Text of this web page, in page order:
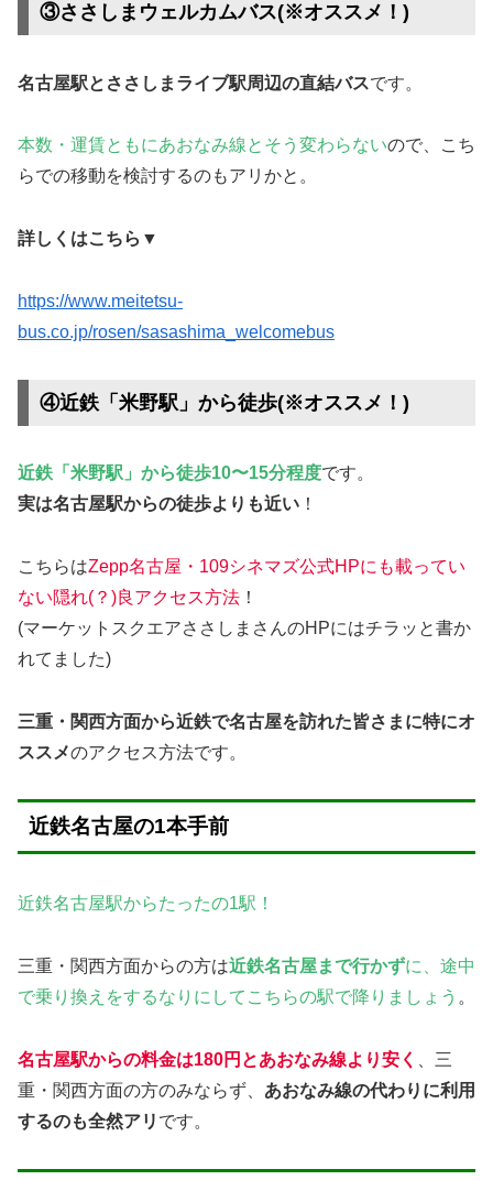
③ささしまウェルカムバス(※オススメ！)
名古屋駅とささしまライブ駅周辺の直結バスです。
本数・運賃ともにあおなみ線とそう変わらないので、こち
らでの移動を検討するのもアリかと。
詳しくはこちら▼
https://www.meitetsu-
bus.co.jp/rosen/sasashima_welcomebus
④近鉄「米野駅」から徒歩(※オススメ！)
近鉄「米野駅」から徒歩10〜15分程度です。
実は名古屋駅からの徒歩よりも近い ！
こちらはZepp名古屋・109シネマズ公式HPにも載ってい
ない隠れ(？)良アクセス方法 ！
(マーケットスクエアささしまさんのHPにはチラッと書か
れてました)
三重・関西方面から近鉄で名古屋を訪れた皆さまに特にオ
ススメのアクセス方法です。
近鉄名古屋の1本手前
近鉄名古屋駅からたったの1駅！
三重・関西方面からの方は近鉄名古屋まで行かずに、途中
で乗り換えをするなりにしてこちらの駅で降りましょう 。
名古屋駅からの料金は180円とあおなみ線より安く
、三
重・関西方面の方のみならず、 あおなみ線の代わりに利用
するのも全然アリ です。